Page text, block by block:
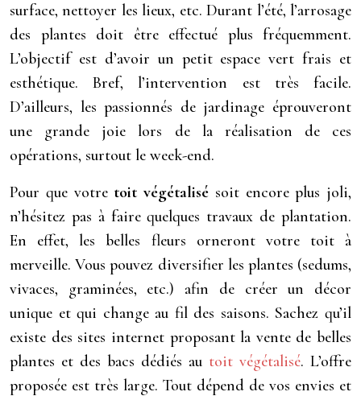
surface, nettoyer les lieux, etc. Durant l’été, l’arrosage
des plantes doit être effectué plus fréquemment.
L’objectif est d’avoir un petit espace vert frais et
esthétique. Bref, l’intervention est très facile.
D’ailleurs, les passionnés de jardinage éprouveront
une grande joie lors de la réalisation de ces
opérations, surtout le week-end.
Pour que votre toit végétalisé soit encore plus joli,
n’hésitez pas à faire quelques travaux de plantation.
En effet, les belles fleurs orneront votre toit à
merveille. Vous pouvez diversifier les plantes (sedums,
vivaces, graminées, etc.) afin de créer un décor
unique et qui change au fil des saisons. Sachez qu’il
existe des sites internet proposant la vente de belles
plantes et des bacs dédiés au toit végétalisé. L’offre
proposée est très large. Tout dépend de vos envies et